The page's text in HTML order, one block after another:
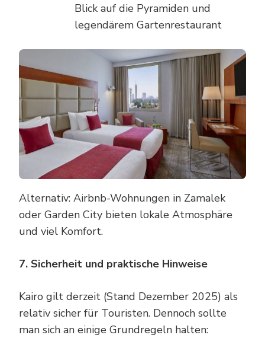
Blick auf die Pyramiden und
legendärem Gartenrestaurant
Alternativ: Airbnb-Wohnungen in Zamalek
oder Garden City bieten lokale Atmosphäre
und viel Komfort.
7. Sicherheit und praktische Hinweise
Kairo gilt derzeit (Stand Dezember 2025) als
relativ sicher für Touristen. Dennoch sollte
man sich an einige Grundregeln halten: